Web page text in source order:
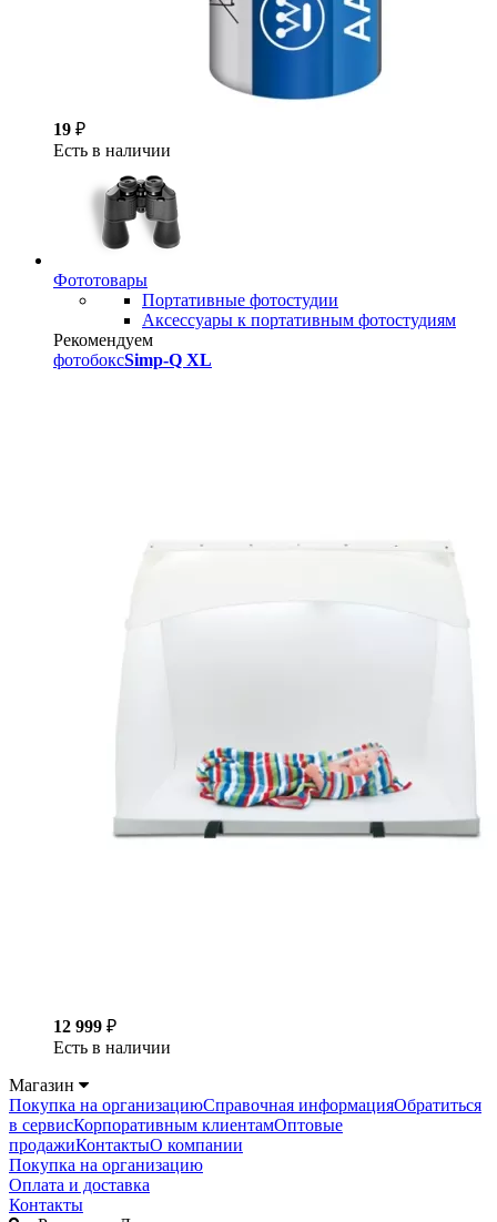
19 ₽
Есть в наличии
Фототовары
Портативные фотостудии
Аксессуары к портативным фотостудиям
Рекомендуем
фотобоксSimp-Q XL
12 999 ₽
Есть в наличии
Магазин
Покупка на организациюСправочная информацияОбратиться
в сервисКорпоративным клиентамОптовые
продажиКонтактыО компании
Покупка на организацию
Оплата и доставка
Контакты